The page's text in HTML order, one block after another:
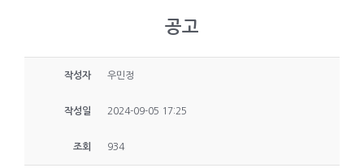
공고
작성자 우민정
작성일 2024-09-05 17:25
조회 934